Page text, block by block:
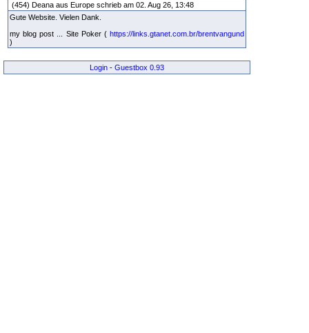
(454) Deana aus Europe schrieb am 02. Aug 26, 13:48
Gute Website. Vielen Dank.
my blog post ... Site Poker ( https://links.gtanet.com.br/brentvangund
)
Login - Guestbox 0.93